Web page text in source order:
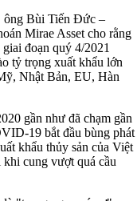
ông Bùi Tiến Đức –
Mirae Asset cho rằng
đoạn quý 4/2021
tỷ trọng xuất khẩu lớn
Nhật Bản, EU, Hàn
gần như đã chạm gần
19 bắt đầu bùng phát
khẩu thủy sản của Việt
khi cung vượt quá cầu